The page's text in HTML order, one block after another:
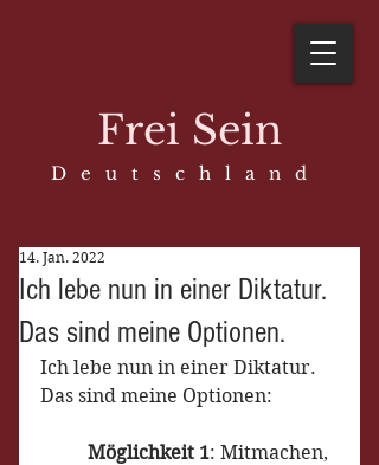
Frei Sein
D e u t s c h l a n d
Ich lebe nun in einer Diktatur.
Das sind meine Optionen.
14. Jan. 2022
Ich lebe nun in einer Diktatur.
Das sind meine Optionen:
Möglichkeit 1: Mitmachen,